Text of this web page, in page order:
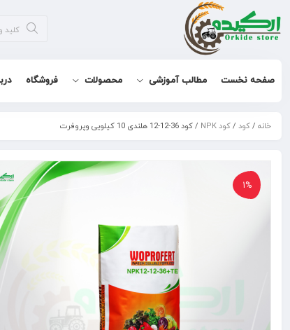
صفحه نخست مطالب آموزشی محصولات فروشگاه
خانه /کود /کود NPK / کود 36-12-12 هلندی 10 کیلویی وپروفرت
1%